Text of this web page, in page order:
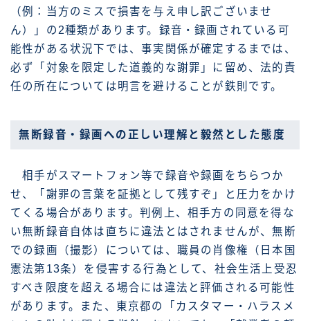
（例：当方のミスで損害を与え申し訳ございませ
ん）」の2種類があります。録音・録画されている可
能性がある状況下では、事実関係が確定するまでは、
必ず「対象を限定した道義的な謝罪」に留め、法的責
任の所在については明言を避けることが鉄則です。
無断録音・録画への正しい理解と毅然とした態度
相手がスマートフォン等で録音や録画をちらつか
せ、「謝罪の言葉を証拠として残すぞ」と圧力をかけ
てくる場合があります。判例上、相手方の同意を得な
い無断録音自体は直ちに違法とはされませんが、無断
での録画（撮影）については、職員の肖像権（日本国
憲法第13条）を侵害する行為として、社会生活上受忍
すべき限度を超える場合には違法と評価される可能性
があります。また、東京都の「カスタマー・ハラスメ